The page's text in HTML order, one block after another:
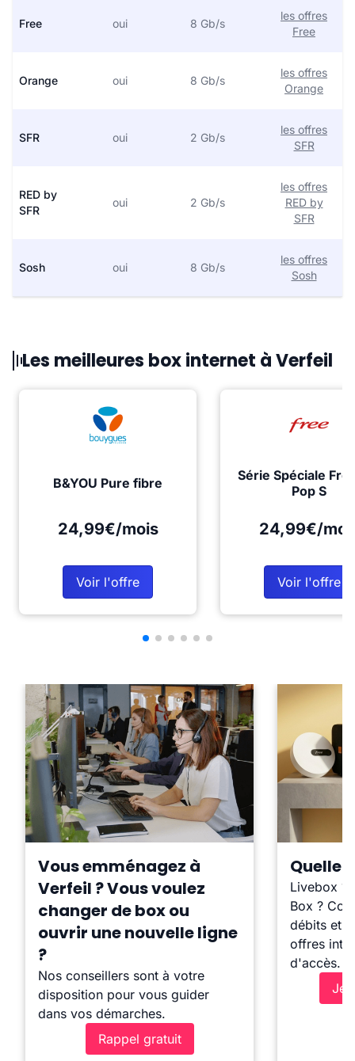
Free oui 8 Gb/s
les offres
Free
Orange oui 8 Gb/s
les offres
Orange
SFR oui 2 Gb/s
les offres
SFR
RED by
SFR
oui 2 Gb/s
les offres
RED by
SFR
Sosh oui 8 Gb/s
les offres
Sosh
Les meilleures box internet à Verfeil
B&YOU Pure fibre
24,99€/mois
Voir l'offre
Série Spéciale
Pop S
24,99€/
Voir l'offre
Vous emménagez à
Verfeil ? Vous voulez
changer de box ou
ouvrir une nouvelle ligne
?
Nos conseillers sont à votre
disposition pour vous guider
dans vos démarches.
Rappel gratuit
Quelle
Livebox ?
Box ?
débits et
offres
d'accès.
Je